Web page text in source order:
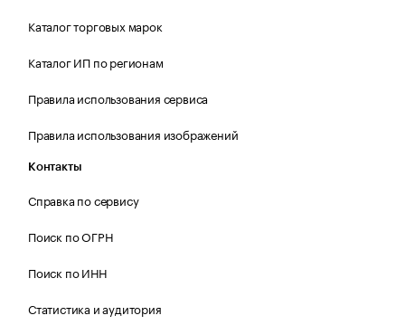
Каталог торговых марок
Каталог ИП по регионам
Правила использования сервиса
Правила использования изображений
Контакты
Справка по сервису
Поиск по ОГРН
Поиск по ИНН
Статистика и аудитория